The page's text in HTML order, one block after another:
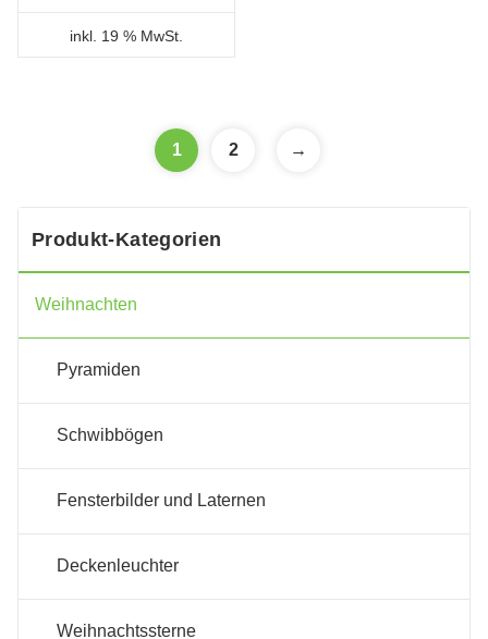
inkl. 19 % MwSt.
1 2 →
Produkt-Kategorien
Weihnachten
Pyramiden
Schwibbögen
Fensterbilder und Laternen
Deckenleuchter
Weihnachtssterne